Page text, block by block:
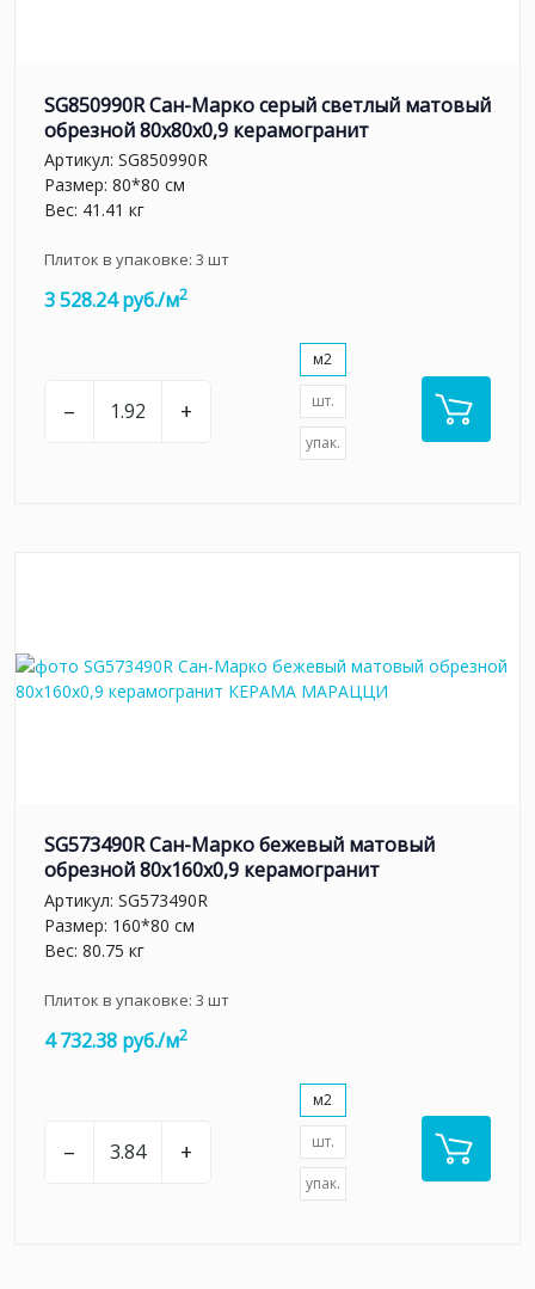
SG850990R Сан-Марко серый светлый матовый
обрезной 80x80x0,9 керамогранит
Артикул: SG850990R
Размер: 80*80 см
Вес: 41.41 кг
Плиток в упаковке: 3 шт
3 528.24 руб./м2
– +
м2
шт.
упак.
SG573490R Сан-Марко бежевый матовый
обрезной 80x160x0,9 керамогранит
Артикул: SG573490R
Размер: 160*80 см
Вес: 80.75 кг
Плиток в упаковке: 3 шт
4 732.38 руб./м2
– +
м2
шт.
упак.